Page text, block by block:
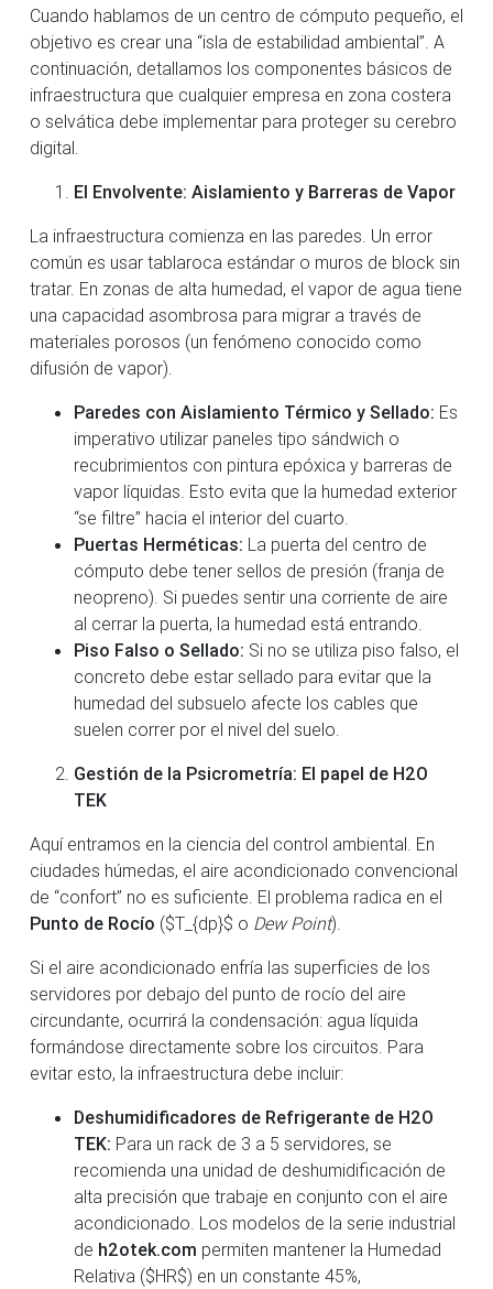
Cuando hablamos de un centro de cómputo pequeño, el
objetivo es crear una “isla de estabilidad ambiental”. A
continuación, detallamos los componentes básicos de
infraestructura que cualquier empresa en zona costera
o selvática debe implementar para proteger su cerebro
digital.
El Envolvente: Aislamiento y Barreras de Vapor
La infraestructura comienza en las paredes. Un error
común es usar tablaroca estándar o muros de block sin
tratar. En zonas de alta humedad, el vapor de agua tiene
una capacidad asombrosa para migrar a través de
materiales porosos (un fenómeno conocido como
difusión de vapor).
Paredes con Aislamiento Térmico y Sellado: Es
imperativo utilizar paneles tipo sándwich o
recubrimientos con pintura epóxica y barreras de
vapor líquidas. Esto evita que la humedad exterior
“se filtre” hacia el interior del cuarto.
Puertas Herméticas: La puerta del centro de
cómputo debe tener sellos de presión (franja de
neopreno). Si puedes sentir una corriente de aire
al cerrar la puerta, la humedad está entrando.
Piso Falso o Sellado: Si no se utiliza piso falso, el
concreto debe estar sellado para evitar que la
humedad del subsuelo afecte los cables que
suelen correr por el nivel del suelo.
Gestión de la Psicrometría: El papel de H2O
TEK
Aquí entramos en la ciencia del control ambiental. En
ciudades húmedas, el aire acondicionado convencional
de “confort” no es suficiente. El problema radica en el
Punto de Rocío ($T_{dp}$ o Dew Point).
Si el aire acondicionado enfría las superficies de los
servidores por debajo del punto de rocío del aire
circundante, ocurrirá la condensación: agua líquida
formándose directamente sobre los circuitos. Para
evitar esto, la infraestructura debe incluir:
Deshumidificadores de Refrigerante de H2O
TEK: Para un rack de 3 a 5 servidores, se
recomienda una unidad de deshumidificación de
alta precisión que trabaje en conjunto con el aire
acondicionado. Los modelos de la serie industrial
de h2otek.com permiten mantener la Humedad
Relativa ($HR$) en un constante 45%,